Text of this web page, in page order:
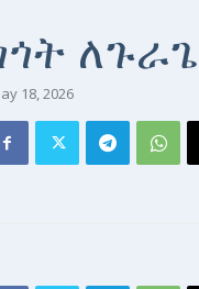
18, 2026